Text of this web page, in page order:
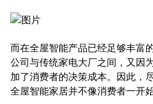
而在全屋智能产品已经足够丰富
公司与传统家电大厂之间，又因
加了消费者的决策成本。因此，
全屋智能家居并不像消费者一开